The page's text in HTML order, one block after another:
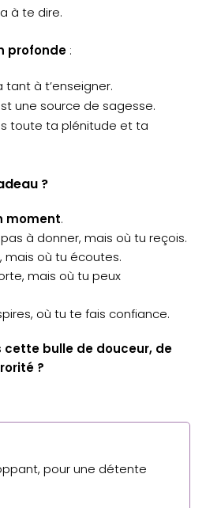
à te dire.
profonde :
tant à t’enseigner.
une source de sagesse.
toute ta plénitude et ta
?
moment.
à donner, mais où tu reçois.
mais où tu écoutes.
mais où tu peux
où tu te fais confiance.
cette bulle de douceur, de
?
pour une détente